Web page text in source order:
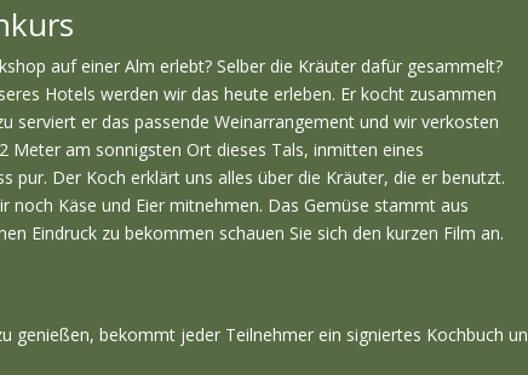
auf einer Alm erlebt? Selber die Kräuter dafür gesammelt?
Hotels werden wir das heute erleben. Er kocht zusammen
serviert er das passende Weinarrangement und wir verkosten
Meter am sonnigsten Ort dieses Tals, inmitten eines
pur. Der Koch erklärt uns alles über die Kräuter, die er benutzt.
noch Käse und Eier mitnehmen. Das Gemüse stammt aus
Eindruck zu bekommen schauen Sie sich den kurzen Film an.
genießen, bekommt jeder Teilnehmer ein signiertes Kochbuch